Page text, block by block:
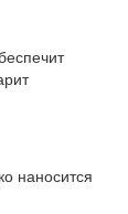
наносится